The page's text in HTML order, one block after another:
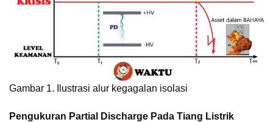
Gambar 1. Ilustrasi alur kegagalan isolasi
Pengukuran Partial Discharge Pada Tiang Listrik